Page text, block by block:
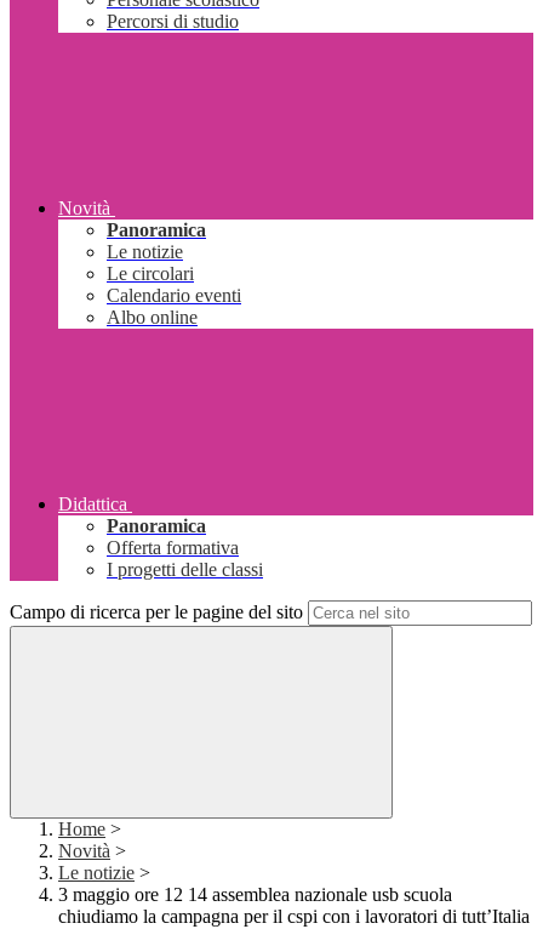
Percorsi di studio
Novità
Panoramica
Le notizie
Le circolari
Calendario eventi
Albo online
Didattica
Panoramica
Offerta formativa
I progetti delle classi
Campo di ricerca per le pagine del sito
Home >
Novità >
Le notizie >
3 maggio ore 12 14 assemblea nazionale usb scuola
chiudiamo la campagna per il cspi con i lavoratori di tutt’Italia